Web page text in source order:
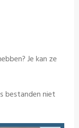
Je kan ze
bestanden niet